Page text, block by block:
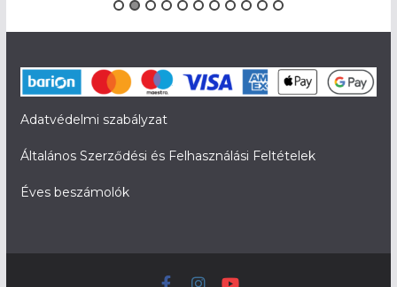
Adatvédelmi szabályzat
Általános Szerződési és Felhasználási Feltételek
Éves beszámolók